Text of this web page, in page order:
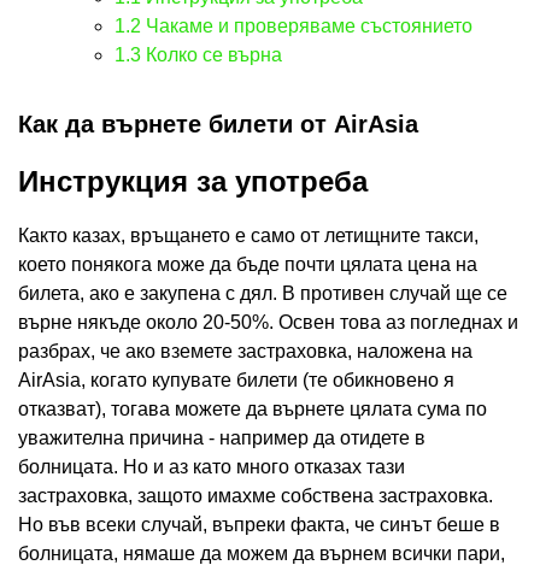
1.2 Чакаме и проверяваме състоянието
1.3 Колко се върна
Как да върнете билети от AirAsia
Инструкция за употреба
Както казах, връщането е само от летищните такси,
което понякога може да бъде почти цялата цена на
билета, ако е закупена с дял. В противен случай ще се
върне някъде около 20-50%. Освен това аз погледнах и
разбрах, че ако вземете застраховка, наложена на
AirAsia, когато купувате билети (те обикновено я
отказват), тогава можете да върнете цялата сума по
уважителна причина - например да отидете в
болницата. Но и аз като много отказах тази
застраховка, защото имахме собствена застраховка.
Но във всеки случай, въпреки факта, че синът беше в
болницата, нямаше да можем да върнем всички пари,